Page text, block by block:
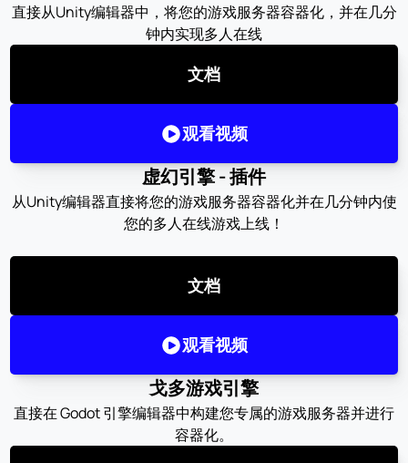
直接从Unity编辑器中，将您的游戏服务器容器化，并在几分
钟内实现多人在线
文档
观看视频
虚幻引擎 - 插件
从Unity编辑器直接将您的游戏服务器容器化并在几分钟内使
您的多人在线游戏上线！
文档
观看视频
戈多游戏引擎
直接在 Godot 引擎编辑器中构建您专属的游戏服务器并进行
容器化。